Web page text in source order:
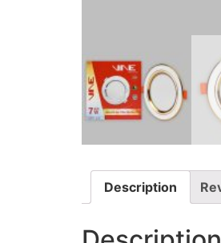
Description